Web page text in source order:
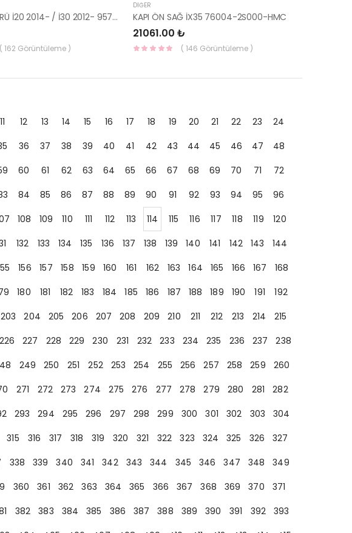
PARK SENSÖRÜ İ20 2014- / İ30 2012- 95720-C8300Y2A-HMC
( 162 Görüntüleme )
DIĞER
KAPI ÖN SAĞ İX35 76004-2S000-HMC
21061.00 ₺
( 146 Görüntüleme )
11 12 13 14 15 16 17 18 19 20 21 22 23
24
36 37 38 39 40 41 42 43 44 45 46 47
48
60 61 62 63 64 65 66 67 68 69 70 71
72
84 85 86 87 88 89 90 91 92 93 94 95
96
108 109 110 111 112 113 114 115 116 117 118 119
120
132 133 134 135 136 137 138 139 140 141 142 143
144
156 157 158 159 160 161 162 163 164 165 166 167
168
180 181 182 183 184 185 186 187 188 189 190 191
192
203 204 205 206 207 208 209 210 211 212 213 214
215
226 227 228 229 230 231 232 233 234 235 236 237
238
249 250 251 252 253 254 255 256 257 258 259
260
271 272 273 274 275 276 277 278 279 280 281
282
293 294 295 296 297 298 299 300 301 302 303
304
315 316 317 318 319 320 321 322 323 324 325 326
327
338 339 340 341 342 343 344 345 346 347 348
349
360 361 362 363 364 365 366 367 368 369 370
371
382 383 384 385 386 387 388 389 390 391 392
393